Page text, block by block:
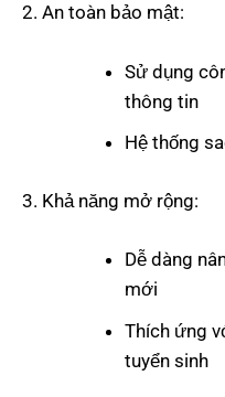
An toàn bảo mật:
Sử dụng
thông tin
Hệ thống
Khả năng mở rộng:
Dễ dàng
mới
Thích ứng
tuyển sinh